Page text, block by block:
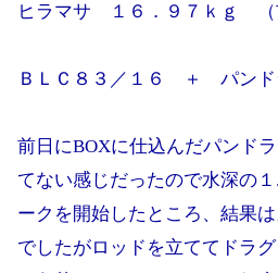
ヒラマサ １６．９７ｋｇ （
ＢＬＣ８３／１６ ＋ パンド
前日にBOXに仕込んだパンド
てない感じだったので水深の
ークを開始したところ、結果
でしたがロッドを立ててドラ